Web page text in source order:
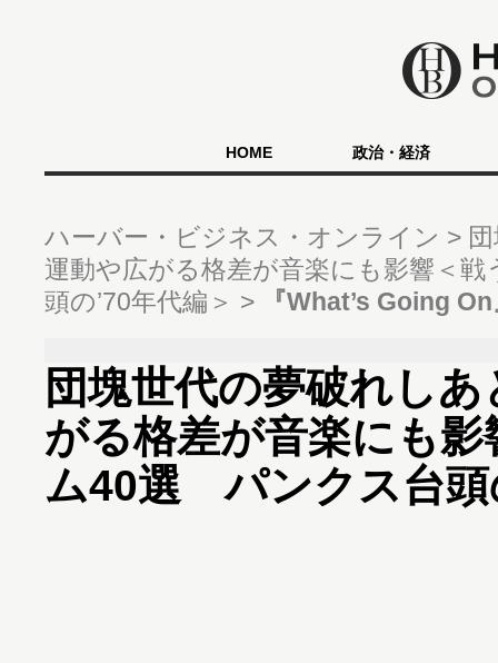
HOME 政治・経済
ハーバー・ビジネス・オンライン
運動や広がる格差が音楽にも影響＜
頭の’70年代編＞
『What’s Going
団塊世代の夢破れし
がる格差が音楽にも
ム40選 パンクス台頭